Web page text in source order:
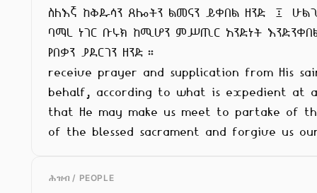
ስለእኛ ከቅዱሳን ጸሎትን ልመናን ይቀበል ዘንድ ፤
ባማረ ነገር ቡሩክ ከሚሆን ምሥጢር አንድነት
የበቃን ያደርገን ዘንድ።
receive prayer and supplication from His
behalf, according to what is expedient at
that He may make us meet to partake of
of the blessed sacrament and forgive us
ሕዝብ / PEOPLE